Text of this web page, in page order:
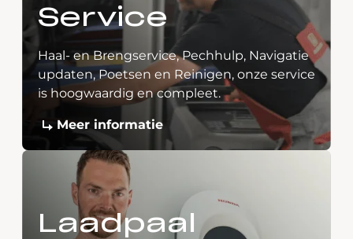
Service
Haal- en Brengservice, Pechhulp, Navigatie
updaten, Poetsen en Reinigen, onze service
is hoogwaardig en compleet.
Meer informatie
Laadpaal